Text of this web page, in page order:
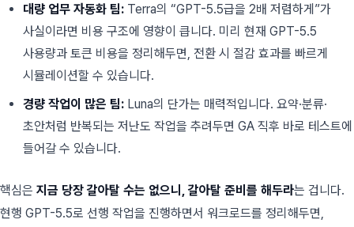
대량 업무 자동화 팀:Terra의 “GPT-5.5급을 2배 저렴하게”가
사실이라면 비용 구조에 영향이 큽니다. 미리 현재 GPT-5.5
사용량과 토큰 비용을 정리해두면, 전환 시 절감 효과를 빠르게
시뮬레이션할 수 있습니다.
경량 작업이 많은 팀:Luna의 단가는 매력적입니다. 요약·분류·
초안처럼 반복되는 저난도 작업을 추려두면 GA 직후 바로 테스트에
들어갈 수 있습니다.
핵심은 지금 당장 갈아탈 수는 없으니, 갈아탈 준비를 해두라는 겁니다.
현행 GPT-5.5로 선행 작업을 진행하면서 워크로드를 정리해두면,